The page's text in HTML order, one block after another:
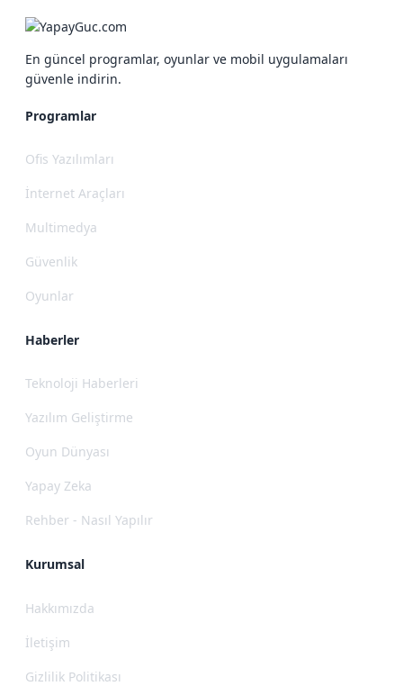
En güncel programlar, oyunlar ve mobil uygulamaları
güvenle indirin.
Programlar
Ofis Yazılımları
İnternet Araçları
Multimedya
Güvenlik
Oyunlar
Haberler
Teknoloji Haberleri
Yazılım Geliştirme
Oyun Dünyası
Yapay Zeka
Rehber - Nasıl Yapılır
Kurumsal
Hakkımızda
İletişim
Gizlilik Politikası